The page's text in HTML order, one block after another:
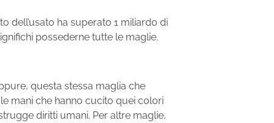
dell’usato ha superato 1 miliardo di
possederne tutte le maglie.
questa stessa maglia che
mani che hanno cucito quei colori
diritti umani. Per altre maglie,